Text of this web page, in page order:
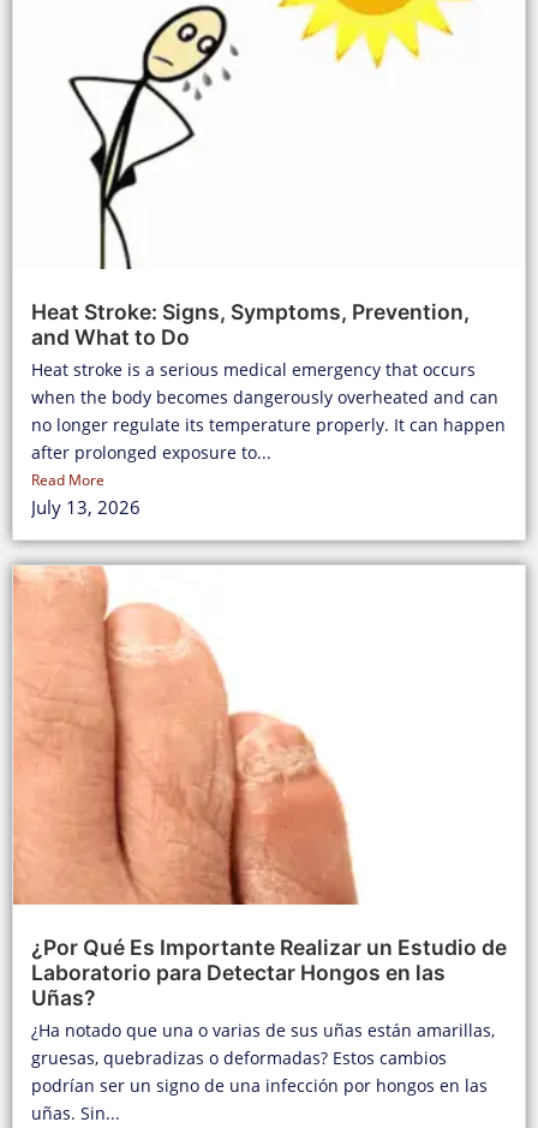
Heat Stroke: Signs, Symptoms, Prevention,
and What to Do
Heat stroke is a serious medical emergency that occurs
when the body becomes dangerously overheated and can
no longer regulate its temperature properly. It can happen
after prolonged exposure to...
Read More
July 13, 2026
¿Por Qué Es Importante Realizar un Estudio de
Laboratorio para Detectar Hongos en las
Uñas?
¿Ha notado que una o varias de sus uñas están amarillas,
gruesas, quebradizas o deformadas? Estos cambios
podrían ser un signo de una infección por hongos en las
uñas. Sin...